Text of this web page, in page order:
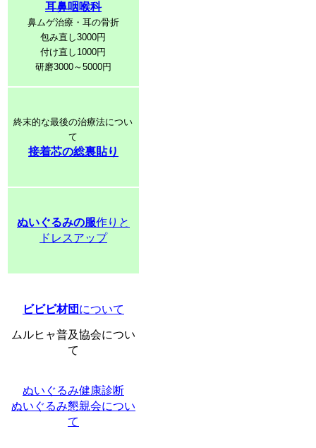
耳鼻咽喉科
鼻ムゲ治療・耳の骨折
包み直し3000円
付け直し1000円
研磨3000～5000円
終末的な最後の治療法につい
て
接着芯の総裏貼り
ぬいぐるみの服作りと
ドレスアップ
ビビビ材団 について
ムルヒャ普及協会につい
て
ぬいぐるみ健康診断
ぬいぐるみ懇親会につい
て